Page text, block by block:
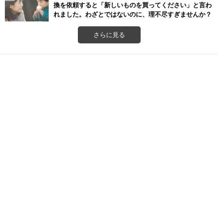
換を依頼すると「新しいものを買ってください」と言わ
れました。わざとではないのに、理不尽すぎませんか？
さらに見る